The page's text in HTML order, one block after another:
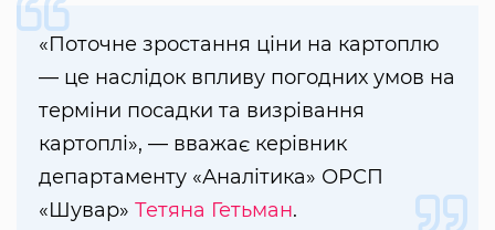
«Поточне зростання ціни на картоплю
— це наслідок впливу погодних умов на
терміни посадки та визрівання
картоплі», — вважає керівник
департаменту «Аналітика» ОРСП
«Шувар» Тетяна Гетьман.